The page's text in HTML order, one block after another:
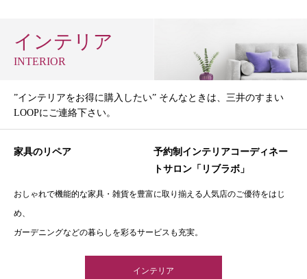
インテリア
INTERIOR
”インテリアをお得に購入したい” そんなときは、三井のすまい
LOOPにご連絡下さい。
家具のリペア
予約制インテリアコーディネー
トサロン「リブラボ」
おしゃれで機能的な家具・雑貨を豊富に取り揃える人気店のご優待をはじ
め、
ガーデニングなどの暮らしを彩るサービスも充実。
インテリア